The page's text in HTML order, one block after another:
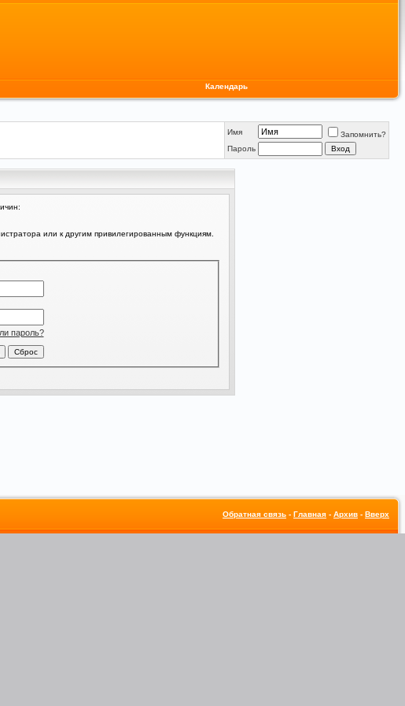
Календарь
Имя
Запомнить?
Пароль
или к другим привилегированным функциям.
пароль?
Обратная связь - Главная - Архив - Вверх